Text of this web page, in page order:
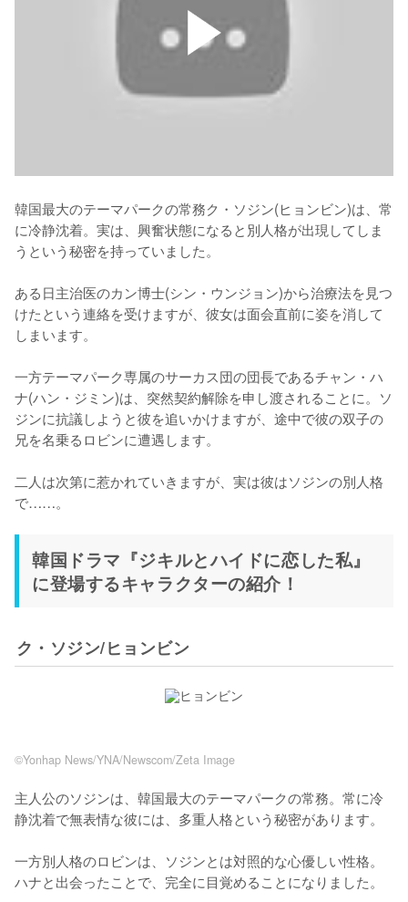
韓国最大のテーマパークの常務ク・ソジン(ヒョンビン)は、常
に冷静沈着。実は、興奮状態になると別人格が出現してしま
うという秘密を持っていました。
ある日主治医のカン博士(シン・ウンジョン)から治療法を見つ
けたという連絡を受けますが、彼女は面会直前に姿を消して
しまいます。
一方テーマパーク専属のサーカス団の団長であるチャン・ハ
ナ(ハン・ジミン)は、突然契約解除を申し渡されることに。ソ
ジンに抗議しようと彼を追いかけますが、途中で彼の双子の
兄を名乗るロビンに遭遇します。
二人は次第に惹かれていきますが、実は彼はソジンの別人格
で……。
韓国ドラマ『ジキルとハイドに恋した私』
に登場するキャラクターの紹介！
ク・ソジン/ヒョンビン
©Yonhap News/YNA/Newscom/Zeta Image
主人公のソジンは、韓国最大のテーマパークの常務。常に冷
静沈着で無表情な彼には、多重人格という秘密があります。
一方別人格のロビンは、ソジンとは対照的な心優しい性格。
ハナと出会ったことで、完全に目覚めることになりました。